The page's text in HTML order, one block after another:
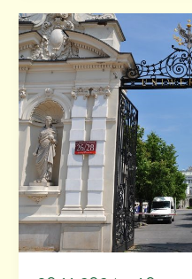
lecie
Oddziału
Warszawskiego
PTTK
–
Teatr
Wielki
–
kolejna
edycja